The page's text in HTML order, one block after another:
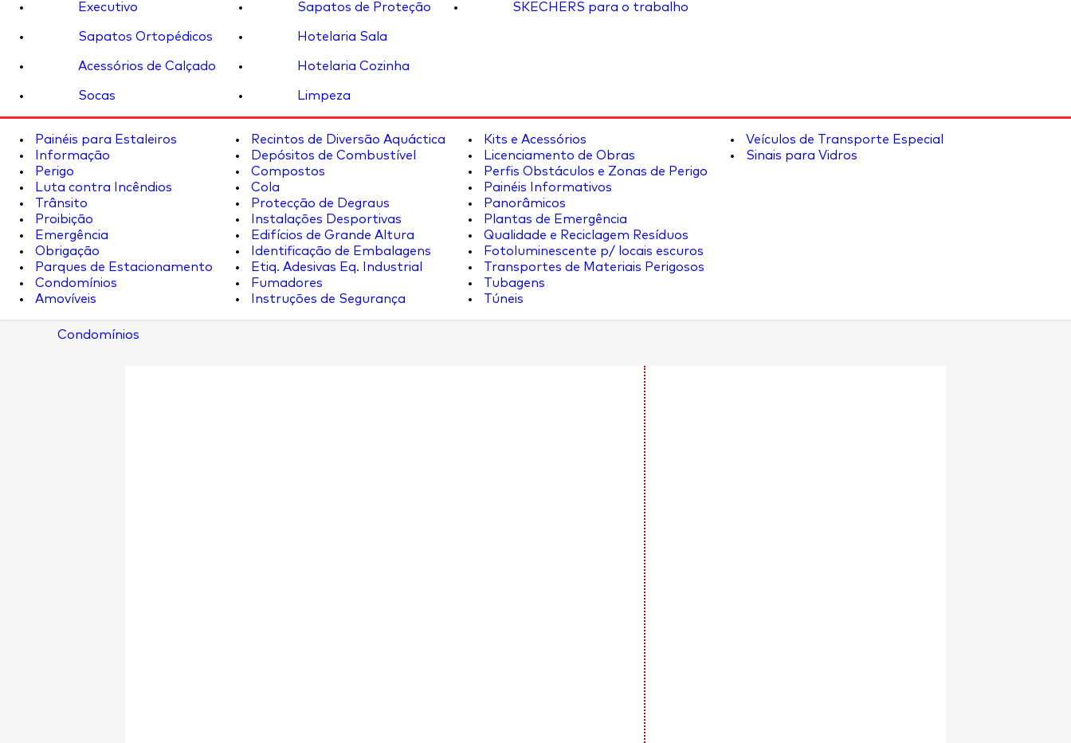
Executivo
Sapatos Ortopédicos
Acessórios de Calçado
Socas
Sapatos de Proteção
Hotelaria Sala
Hotelaria Cozinha
Limpeza
SKECHERS para o trabalho
Painéis para Estaleiros
Informação
Perigo
Luta contra Incêndios
Trânsito
Proibição
Emergência
Obrigação
Parques de Estacionamento
Condomínios
Amovíveis
Recintos de Diversão Aquáctica
Depósitos de Combustível
Compostos
Cola
Protecção de Degraus
Instalações Desportivas
Edifícios de Grande Altura
Identificação de Embalagens
Etiq. Adesivas Eq. Industrial
Fumadores
Instruções de Segurança
Kits e Acessórios
Licenciamento de Obras
Perfis Obstáculos e Zonas de Perigo
Painéis Informativos
Panorâmicos
Plantas de Emergência
Qualidade e Reciclagem Resíduos
Fotoluminescente p/ locais escuros
Transportes de Materiais Perigosos
Tubagens
Túneis
Veículos de Transporte Especial
Sinais para Vidros
Condomínios